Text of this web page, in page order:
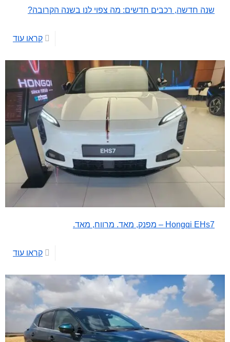
שנה חדשה, רכבים חדשים: מה צפוי לנו בשנה הקרובה?
קראו עוד
Hongqi EHs7 – מפנק, מאד. מרווח, מאד.
קראו עוד